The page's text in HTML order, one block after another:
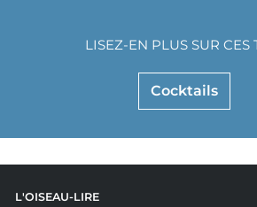
Cocktails
LISEZ-EN PLUS SUR CES
L'OISEAU-LIRE